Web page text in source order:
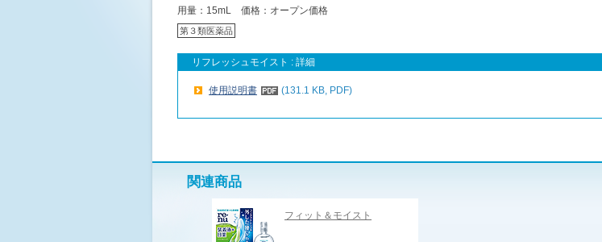
用量：15mL 価格：オープン価格
第３類医薬品
リフレッシュモイスト : 詳細
使用説明書 (131.1 KB, PDF)
関連商品
フィット＆モイスト